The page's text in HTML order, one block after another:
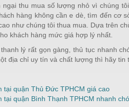
ngại thu mua số lượng nhỏ vì chúng
hàng không cần e dè, tìm đến cơ
như chúng tôi thua mua. Dựa trên
khách hàng mức giá hợp lý nhất.
lý rất gọn gàng, thủ tục nhanh
địa chỉ uy tín và chất lượng thì hãy tin
tại quận Thủ Đức TPHCM giá cao
tại quận Bình Thạnh TPHCM nhanh